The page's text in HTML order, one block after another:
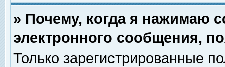
» Почему, когда я нажимаю
электронного сообщения,
Только зарегистрированные